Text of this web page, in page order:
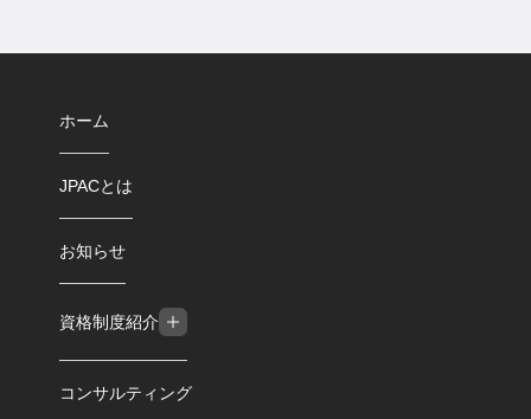
ホーム
JPACとは
お知らせ
資格制度紹介
コンサルティング